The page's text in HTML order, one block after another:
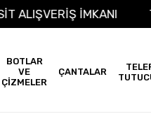
ALIŞVERİŞ İMKANI
BOTLAR
VE
ÇİZMELER
ÇANTALAR